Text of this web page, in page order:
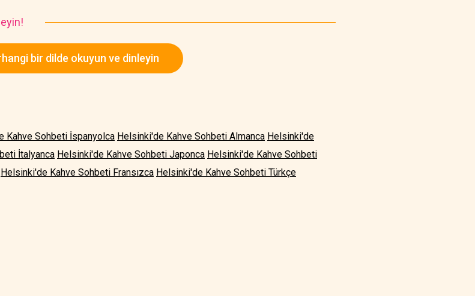
bir dilde okuyun ve dinleyin
Kahve Sohbeti İspanyolca Helsinki'de Kahve Sohbeti Almanca Helsinki'de
İtalyanca Helsinki'de Kahve Sohbeti Japonca Helsinki'de Kahve Sohbeti
Helsinki'de Kahve Sohbeti Fransızca Helsinki'de Kahve Sohbeti Türkçe